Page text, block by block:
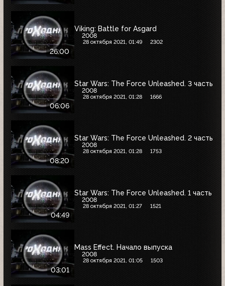
26:00
Viking: Battle for Asgard
2008
28 октября 2021, 01:49 2302
06:06
Star Wars: The Force Unleashed. 3 часть
2008
28 октября 2021, 01:28 1666
08:20
Star Wars: The Force Unleashed. 2 часть
2008
28 октября 2021, 01:28 1753
04:49
Star Wars: The Force Unleashed. 1 часть
2008
28 октября 2021, 01:27 1521
03:01
Mass Effect. Начало выпуска
2008
28 октября 2021, 01:05 1503